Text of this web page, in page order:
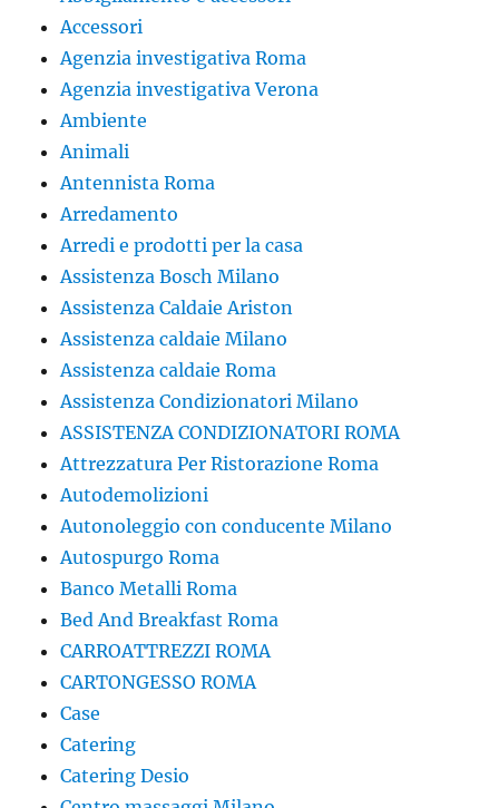
Accessori
Agenzia investigativa Roma
Agenzia investigativa Verona
Ambiente
Animali
Antennista Roma
Arredamento
Arredi e prodotti per la casa
Assistenza Bosch Milano
Assistenza Caldaie Ariston
Assistenza caldaie Milano
Assistenza caldaie Roma
Assistenza Condizionatori Milano
ASSISTENZA CONDIZIONATORI ROMA
Attrezzatura Per Ristorazione Roma
Autodemolizioni
Autonoleggio con conducente Milano
Autospurgo Roma
Banco Metalli Roma
Bed And Breakfast Roma
CARROATTREZZI ROMA
CARTONGESSO ROMA
Case
Catering
Catering Desio